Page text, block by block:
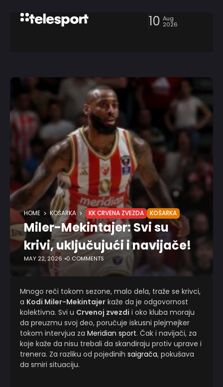
10 Aug
2026
HOME KOŠARKA KK CRVENA ZVEZDA KOŠARKA
Miler-Mekintajer: Svi su
krivi, uključujući i navijače!
MAY 22, 2026 0 COMMENTS
Mnogo reči tokom sezone, malo dela, traže se krivci,
a Kodi Miler-Mekintajer kaže da je odgovornost
kolektivna. Svi u Crvenoj zvezdi i oko kluba moraju
da preuzmu svoj deo, poručuje iskusni plejmejker
tokom intervjua za Meridian sport. Čak i navijači, za
koje kaže da nisu trebali da skandiraju protiv uprave i
trenera. Za razliku od pojedinih saigrača, pokušava
da smiri situaciju.